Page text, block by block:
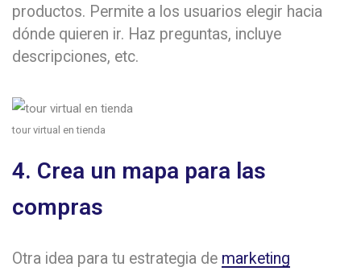
productos. Permite a los usuarios elegir hacia
dónde quieren ir. Haz preguntas, incluye
descripciones, etc.
tour virtual en tienda
4. Crea un mapa para las
compras
Otra idea para tu estrategia de marketing